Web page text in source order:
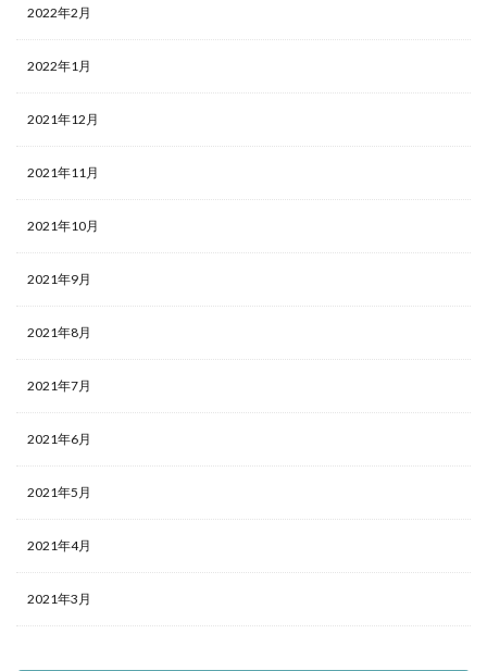
2022年2月
2022年1月
2021年12月
2021年11月
2021年10月
2021年9月
2021年8月
2021年7月
2021年6月
2021年5月
2021年4月
2021年3月